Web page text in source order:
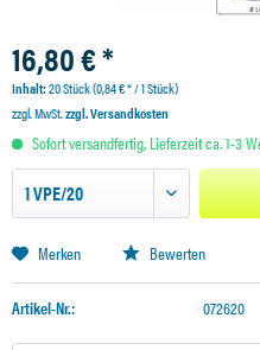
16,80 € *
Inhalt:20 Stück (0,84 € * / 1 Stück)
zzgl. MwSt.zzgl. Versandkosten
Sofort versandfertig, Lieferzeit ca. 1-3
Merken Bewerten
Artikel-Nr.: 072620